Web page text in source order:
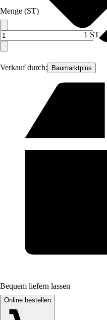
Verkauf durch: Baumarktplus
Menge (ST)
1 ST
Bequem liefern lassen
Online bestellen